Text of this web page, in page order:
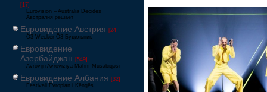
[17]
Eurovision – Australia Decides
Австралия решает
Евровидение Австрия [24]
Ö3-Wecker Ö3 Будильник
Евровидение
Азербайджан [549]
Avrovijn Avroviziya Mahnı Müsabiqəsi
Евровидение Албания [32]
Festivali Evropian i Këngës